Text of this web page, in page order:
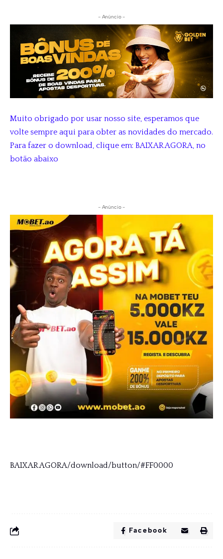
- Anúncio -
Muito obrigado por usar nosso site, esperamos que
volte sempre aqui para obter as novidades do mercado.
Para fazer o download, clique em: BAIXAR AGORA, no
botão abaixo
- Anúncio -
BAIXAR AGORA/download/button/#FF0000
Facebook